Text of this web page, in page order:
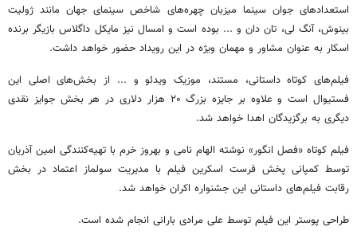
استعدادهای جوان سینما میزبان چهره‌های شاخص سینمای جهان مانند ژولیت
بینوش، آنگ لی، تان دان و ... بوده است و امسال نیز مایکل داگلاس بازیگر برنده
اسکار به عنوان مشاور و مهمان ویژه در این رویداد حضور خواهد داشت.
فیلم‌های کوتاه داستانی، مستند، موزیک ویدئو و ... از بخش‌های اصلی این
فستیوال است و علاوه بر جایزه بزرگ ۲۰ هزار دلاری در هر بخش جوایز نقدی
دیگری به برگزیدگان اهدا خواهد شد.
فیلم کوتاه «فصل انگور» نوشته الهام نامی و بهروز خرم با تهیه‌کنندگی امین آذریان
توسط کمپانی پخش فرست‌ اسکرین فیلم با مدیریت سولماز اعتماد در بخش
رقابت فیلم‌های داستانی این جشنواره اکران خواهد شد.
طراحی پوستر این فیلم توسط علی مرادی بارانی انجام شده است.